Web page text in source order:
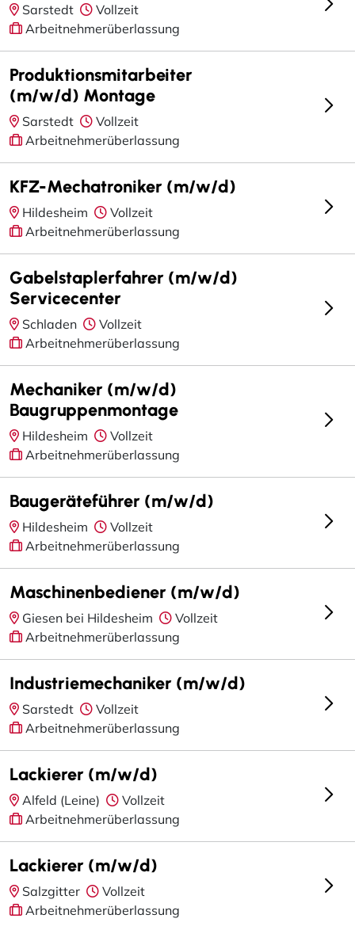
Sarstedt
Vollzeit
Arbeitnehmerüberlassung
Produktionsmitarbeiter
(m/w/d) Montage
Sarstedt
Vollzeit
Arbeitnehmerüberlassung
KFZ-Mechatroniker (m/w/d)
Hildesheim
Vollzeit
Arbeitnehmerüberlassung
Gabelstaplerfahrer (m/w/d)
Servicecenter
Schladen
Vollzeit
Arbeitnehmerüberlassung
Mechaniker (m/w/d)
Baugruppenmontage
Hildesheim
Vollzeit
Arbeitnehmerüberlassung
Baugeräteführer (m/w/d)
Hildesheim
Vollzeit
Arbeitnehmerüberlassung
Maschinenbediener (m/w/d)
Giesen bei Hildesheim
Vollzeit
Arbeitnehmerüberlassung
Industriemechaniker (m/w/d)
Sarstedt
Vollzeit
Arbeitnehmerüberlassung
Lackierer (m/w/d)
Alfeld (Leine)
Vollzeit
Arbeitnehmerüberlassung
Lackierer (m/w/d)
Salzgitter
Vollzeit
Arbeitnehmerüberlassung